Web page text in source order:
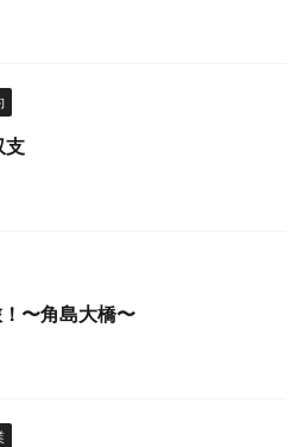
支
〜角島大橋〜